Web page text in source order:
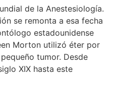
de la Anestesiología.
se remonta a esa fecha
estadounidense
Morton utilizó éter por
tumor. Desde
XIX hasta este